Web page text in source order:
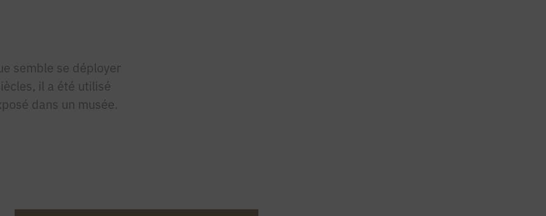
semble se déployer
il a été utilisé
dans un musée.